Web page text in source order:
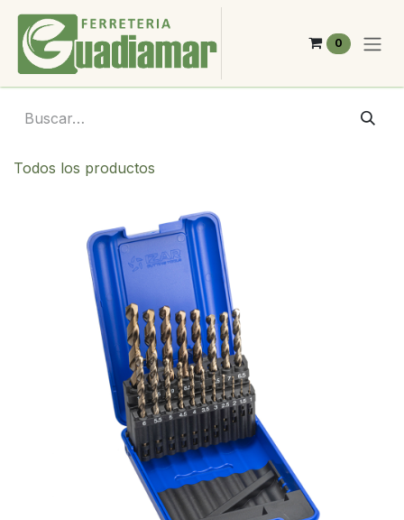
Ir al contenido
0
Todos los productos